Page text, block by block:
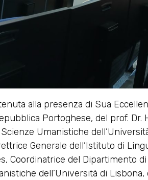
alla presenza di Sua
Portoghese, del prof.
Umanistiche
Generale dell’Istituto di
Coordinatrice del Dipartimento
dell’Università di